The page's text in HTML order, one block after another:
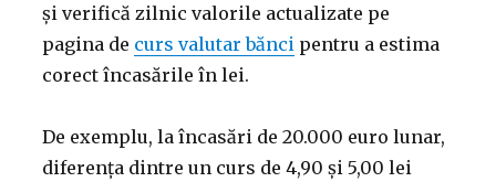
și verifică zilnic valorile actualizate pe
pagina de curs valutar bănci pentru a estima
corect încasările în lei.
De exemplu, la încasări de 20.000 euro lunar,
diferența dintre un curs de 4,90 și 5,00 lei